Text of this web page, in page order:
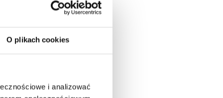
O plikach cookies
i analizować